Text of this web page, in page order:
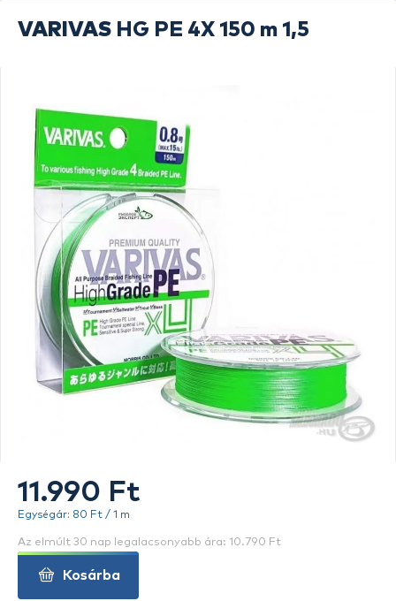
VARIVAS HG PE 4X 150 m 1,5
11.990 Ft
Egységár: 80 Ft / 1 m
Az elmúlt 30 nap legalacsonyabb ára: 10.790 Ft
Kosárba